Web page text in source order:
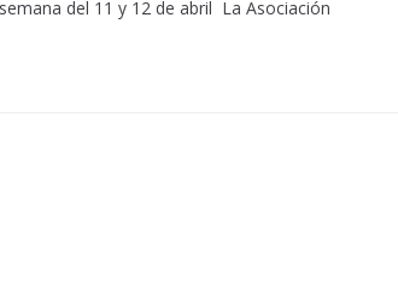
del 11 y 12 de abril La Asociación